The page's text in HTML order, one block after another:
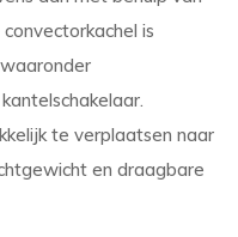
is
te verplaatsen naar
en draagbare